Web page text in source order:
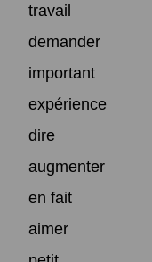
travail
demander
important
expérience
dire
augmenter
en fait
aimer